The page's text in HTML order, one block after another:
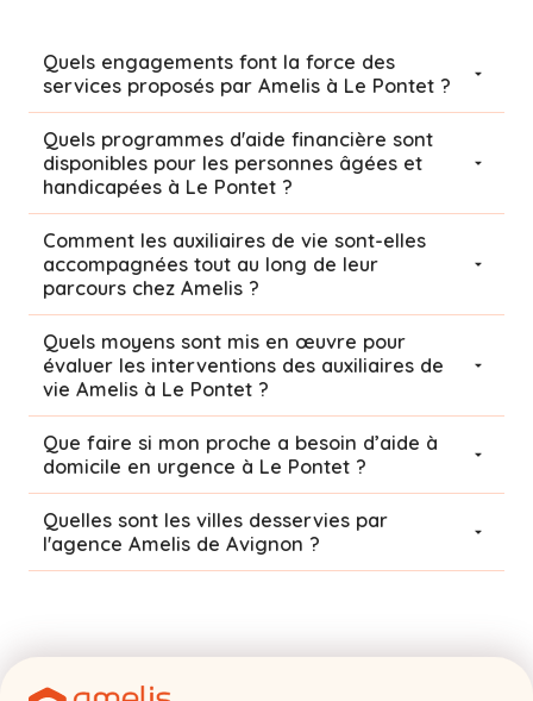
Quels engagements font la force des
services proposés par Amelis à Le Pontet ?
Quels programmes d'aide financière sont
disponibles pour les personnes âgées et
handicapées à Le Pontet ?
Comment les auxiliaires de vie sont-elles
accompagnées tout au long de leur
parcours chez Amelis ?
Quels moyens sont mis en œuvre pour
évaluer les interventions des auxiliaires de
vie Amelis à Le Pontet ?
Que faire si mon proche a besoin d’aide à
domicile en urgence à Le Pontet ?
Quelles sont les villes desservies par
l'agence Amelis de Avignon ?